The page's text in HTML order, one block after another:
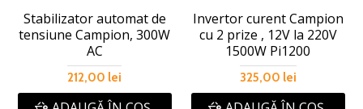
Stabilizator automat de
tensiune Campion, 300W
AC
212,00 lei
Invertor curent Campion
cu 2 prize , 12V la 220V
1500W Pi1200
325,00 lei